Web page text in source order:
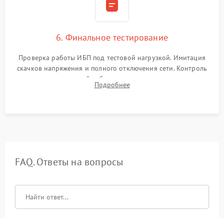
6. Финальное тестирование
Проверка работы ИБП под тестовой нагрузкой. Имитация
скачков напряжения и полного отключения сети. Контроль
времени автономной работы, температурного режима и
корректности формы выходного сигнала.
Подробнее
FAQ. Ответы на вопросы